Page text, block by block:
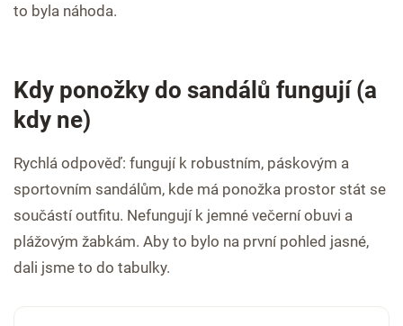
to byla náhoda.
Kdy ponožky do sandálů fungují (a
kdy ne)
Rychlá odpověď: fungují k robustním, páskovým a
sportovním sandálům, kde má ponožka prostor stát se
součástí outfitu. Nefungují k jemné večerní obuvi a
plážovým žabkám. Aby to bylo na první pohled jasné,
dali jsme to do tabulky.